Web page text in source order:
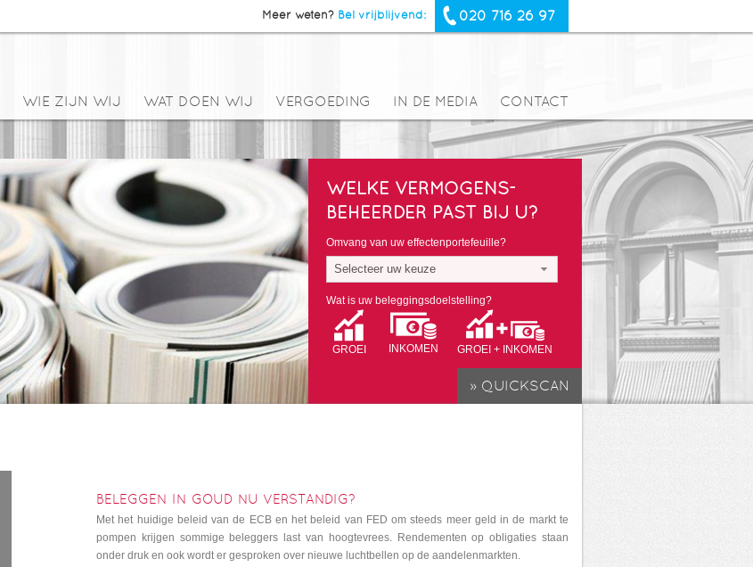
Meer weten? Bel vrijblijvend: 020 716 26 97
WIE ZIJN WIJ WAT DOEN WIJ VERGOEDING IN DE MEDIA CONTACT
WELKE VERMOGENS-
BEHEERDER PAST BIJ U?
Omvang van uw effectenportefeuille?
Selecteer uw keuze
Wat is uw beleggingsdoelstelling?
GROEI INKOMEN GROEI + INKOMEN
BELEGGEN IN GOUD NU VERSTANDIG?
Met het huidige beleid van de ECB en het beleid van FED om steeds meer geld in de markt te
pompen krijgen sommige beleggers last van hoogtevrees. Rendementen op obligaties staan
onder druk en ook wordt er gesproken over nieuwe luchtbellen op de aandelenmarkten.